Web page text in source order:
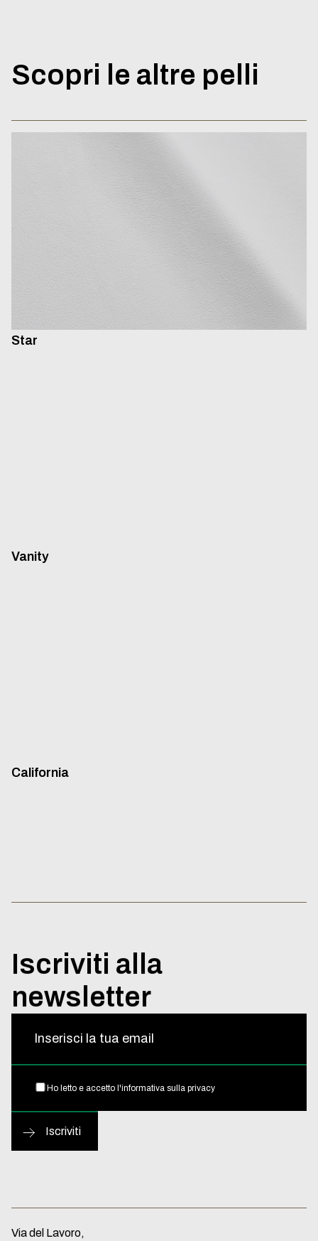
Scopri le altre pelli
Star
Vanity
California
Iscriviti alla
newsletter
Inserisci la tua email
Ho letto e accetto l'informativa sulla privacy
Iscriviti
Via del Lavoro,